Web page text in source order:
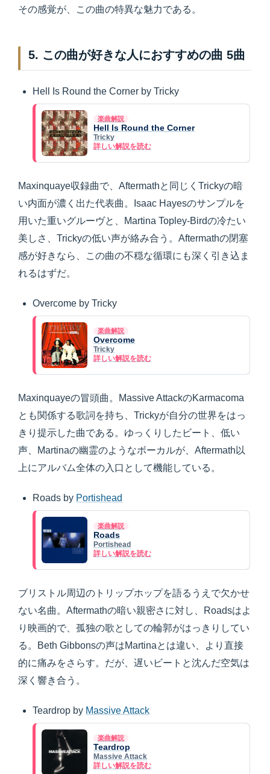
その感覚が、この曲の特異な魅力である。
5. この曲が好きな人におすすめの曲 5曲
Hell Is Round the Corner by Tricky
楽曲解説
Hell Is Round the Corner
Tricky
詳しい解説を読む
Maxinquaye収録曲で、Aftermathと同じくTrickyの暗
い内面が濃く出た代表曲。Isaac Hayesのサンプルを
用いた重いグルーヴと、Martina Topley-Birdの冷たい
美しさ、Trickyの低い声が絡み合う。Aftermathの閉塞
感が好きなら、この曲の不穏な循環にも深く引き込ま
れるはずだ。
Overcome by Tricky
楽曲解説
Overcome
Tricky
詳しい解説を読む
Maxinquayeの冒頭曲。Massive AttackのKarmacoma
とも関係する歌詞を持ち、Trickyが自分の世界をはっ
きり提示した曲である。ゆっくりしたビート、低い
声、Martinaの幽霊のようなボーカルが、Aftermath以
上にアルバム全体の入口として機能している。
Roads by Portishead
楽曲解説
Roads
Portishead
詳しい解説を読む
ブリストル周辺のトリップホップを語るうえで欠かせ
ない名曲。Aftermathの暗い親密さに対し、Roadsはよ
り映画的で、孤独の歌としての輪郭がはっきりしてい
る。Beth Gibbonsの声はMartinaとは違い、より直接
的に痛みをさらす。だが、遅いビートと沈んだ空気は
深く響き合う。
Teardrop by Massive Attack
楽曲解説
Teardrop
Massive Attack
詳しい解説を読む